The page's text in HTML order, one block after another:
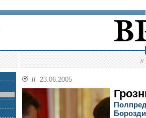
//
// 23.06.2005